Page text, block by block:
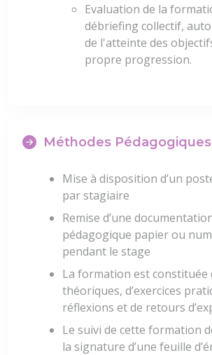
Evaluation de la
débriefing collectif,
de l'atteinte des
propre progression.
Méthodes Pédagogiques
Mise à disposition d’un
par stagiaire
Remise d’une
pédagogique papier ou
pendant le stage
La formation est constituée
théoriques, d’exercices
réflexions et de retours
Le suivi de cette formation
la signature d’une feuille